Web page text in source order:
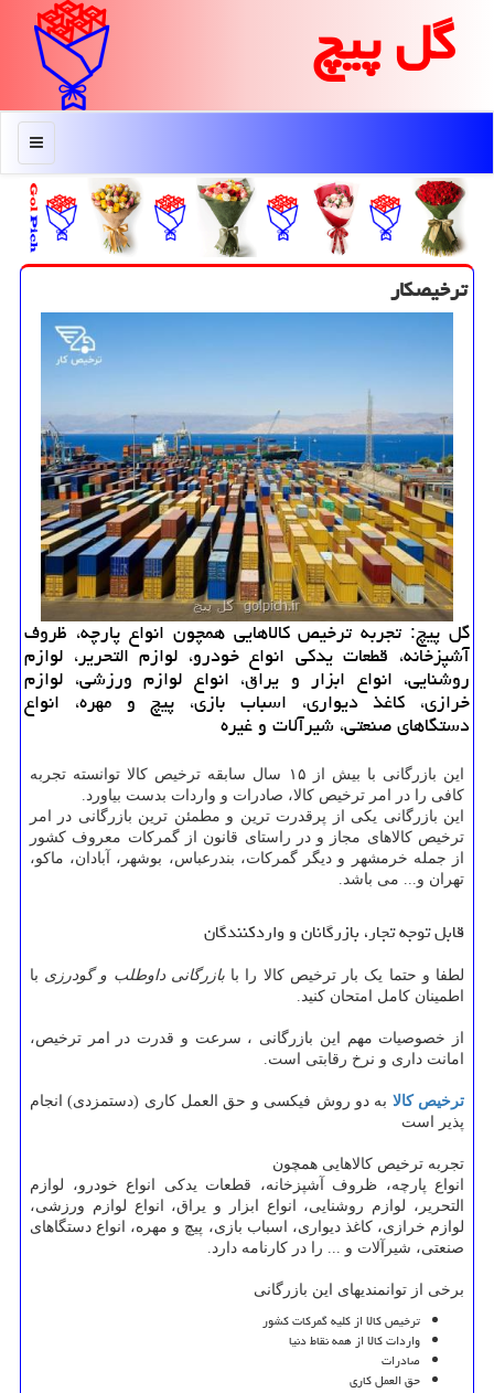
گل پیچ
منو
ترخیصكار
گل پیچ: تجربه ترخیص كالاهایی همچون انواع پارچه، ظروف
آشپزخانه، قطعات یدكی انواع خودرو، لوازم التحریر، لوازم
روشنایی، انواع ابزار و یراق، انواع لوازم ورزشی، لوازم
خرازی، كاغذ دیواری، اسباب بازی، پیچ و مهره، انواع
دستگاهای صنعتی، شیرآلات و غیره
این بازرگانی با بیش از ۱۵ سال سابقه ترخیص کالا توانسته تجربه
کافی را در امر ترخیص کالا، صادرات و واردات بدست بیاورد.
این بازرگانی یکی از پرقدرت ترین و مطمئن ترین بازرگانی در امر
ترخیص کالاهای مجاز و در راستای قانون از گمرکات معروف کشور
از جمله خرمشهر و دیگر گمرکات، بندرعباس، بوشهر، آبادان، ماکو،
تهران و... می باشد.
قابل توجه تجار، بازرگانان و واردکنندگان
لطفا و حتما یک بار ترخیص کالا را بابازرگانی داوطلب و گودرزی با
اطمینان کامل امتحان کنید.
از خصوصیات مهم این بازرگانی ، سرعت و قدرت در امر ترخیص،
امانت داری و نرخ رقابتی است.
ترخیص کالا به دو روش فیکسی و حق العمل کاری (دستمزدی) انجام
پذیر است
تجربه ترخیص کالاهایی همچون
انواع پارچه، ظروف آشپزخانه، قطعات یدکی انواع خودرو، لوازم
التحریر، لوازم روشنایی، انواع ابزار و یراق، انواع لوازم ورزشی،
لوازم خرازی، کاغذ دیواری، اسباب بازی، پیچ و مهره، انواع دستگاهای
صنعتی، شیرآلات و ... را در کارنامه دارد.
برخی از توانمندیهای این بازرگانی
ترخیص کالا از کلیه گمرکات کشور
واردات کالا از همه نقاط دنیا
صادرات
حق العمل کاری